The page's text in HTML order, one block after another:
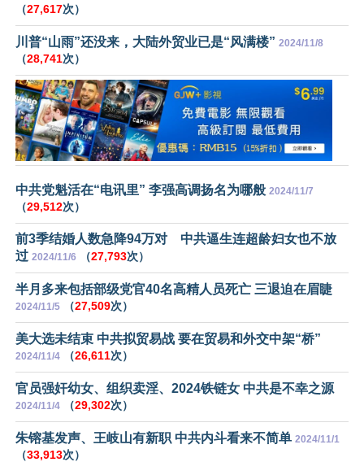
（27,617次）
川普“山雨”还没来，大陆外贸业已是“风满楼” 2024/11/8
（28,741次）
中共党魁活在“电讯里” 李强高调扬名为哪般 2024/11/7
（29,512次）
前3季结婚人数急降94万对 中共逼生连超龄妇女也不放
过 2024/11/6 （27,793次）
半月多来包括部级党官40名高精人员死亡 三退迫在眉睫
2024/11/5 （27,509次）
美大选未结束 中共拟贸易战 要在贸易和外交中架“桥”
2024/11/4 （26,611次）
官员强奸幼女、组织卖淫、2024铁链女 中共是不幸之源
2024/11/4 （29,302次）
朱镕基发声、王岐山有新职 中共内斗看来不简单 2024/11/1
（33,913次）